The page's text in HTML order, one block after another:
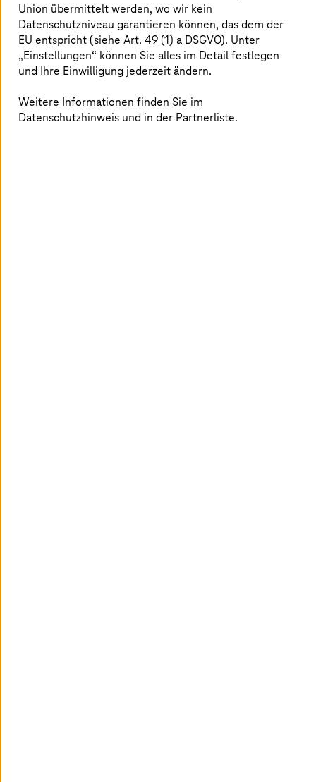
Fehlfunktionen
Effizienzsteigerungen
Erzielung von Wettbewerbsvorteilen
Referenzen
Union übermittelt werden, wo wir kein
Datenschutzniveau garantieren können, das dem der
EU entspricht (siehe Art. 49 (1) a DSGVO). Unter
„Einstellungen“ können Sie alles im Detail festlegen
und Ihre Einwilligung jederzeit ändern.
Weitere Informationen finden Sie im
Datenschutzhinweis und in der Partnerliste.